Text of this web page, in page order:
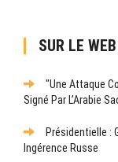
SUR LE WEB
"Une Attaque
Signé Par L’Arabie
Présidentielle :
Ingérence Russe